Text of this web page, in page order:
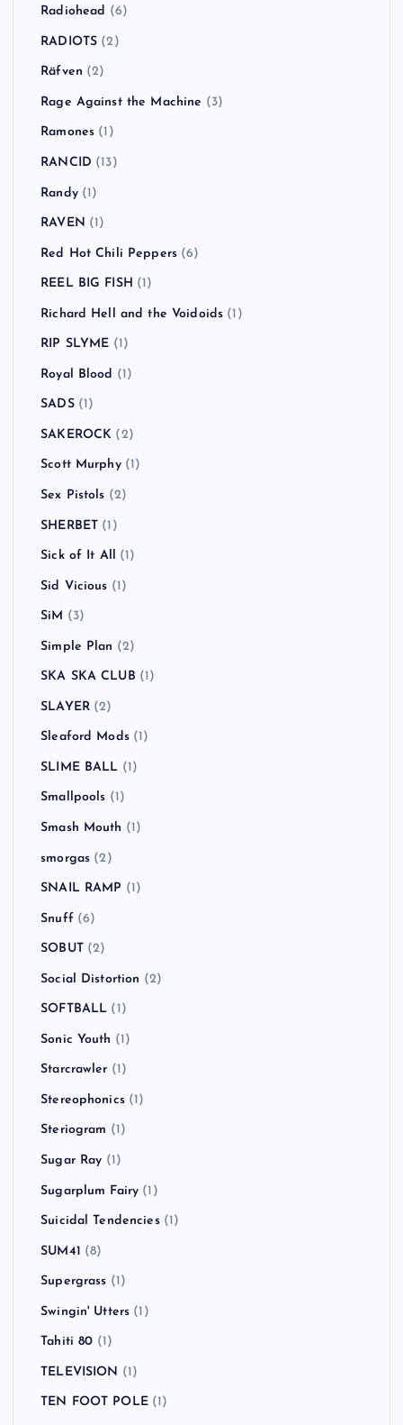
Radiohead (6)
RADIOTS (2)
Räfven (2)
Rage Against the Machine (3)
Ramones (1)
RANCID (13)
Randy(1)
RAVEN (1)
Red Hot Chili Peppers (6)
REEL BIG FISH (1)
Richard Hell and the Voidoids (1)
RIP SLYME (1)
Royal Blood (1)
SADS(1)
SAKEROCK (2)
Scott Murphy(1)
Sex Pistols (2)
SHERBET (1)
Sick of It All (1)
Sid Vicious (1)
SiM (3)
Simple Plan (2)
SKA SKA CLUB (1)
SLAYER(2)
Sleaford Mods(1)
SLIME BALL (1)
Smallpools (1)
Smash Mouth (1)
smorgas (2)
SNAIL RAMP (1)
Snuff (6)
SOBUT(2)
Social Distortion (2)
SOFTBALL (1)
Sonic Youth (1)
Starcrawler (1)
Stereophonics(1)
Steriogram (1)
Sugar Ray (1)
Sugarplum Fairy (1)
Suicidal Tendencies(1)
SUM41 (8)
Supergrass (1)
Swingin' Utters (1)
Tahiti 80 (1)
TELEVISION (1)
TEN FOOT POLE(1)